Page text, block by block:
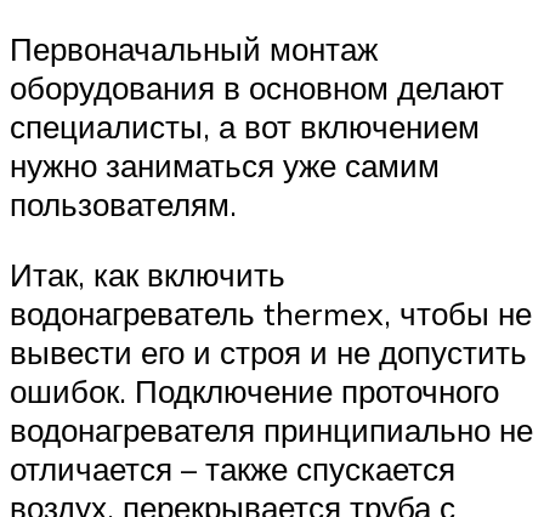
Первоначальный монтаж
оборудования в основном делают
специалисты, а вот включением
нужно заниматься уже самим
пользователям.
Итак, как включить
водонагреватель thermex, чтобы не
вывести его и строя и не допустить
ошибок. Подключение проточного
водонагревателя принципиально не
отличается – также спускается
воздух, перекрывается труба с